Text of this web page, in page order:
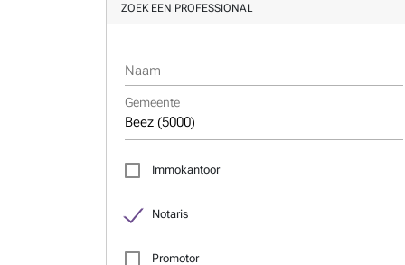
ZOEK EEN PROFESSIONAL
Naam
Gemeente
Immokantoor
Notaris
Promotor